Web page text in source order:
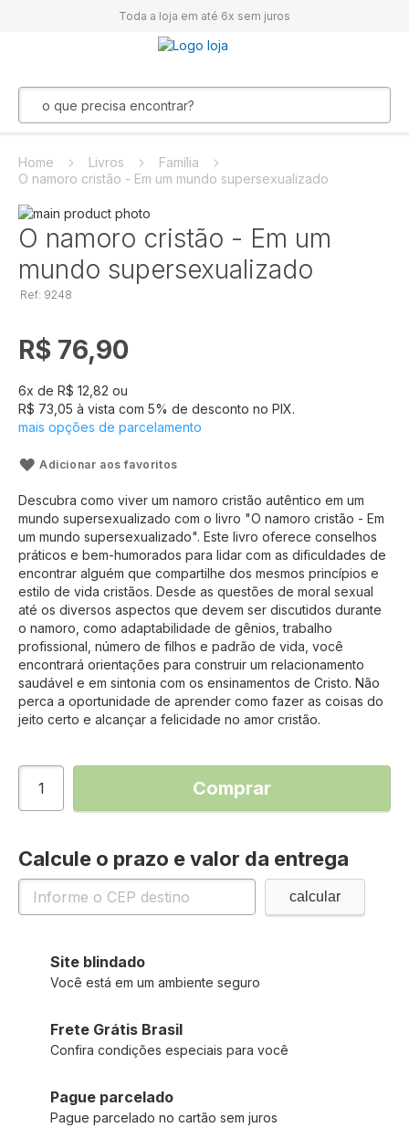
Toda a loja em até 6x sem juros
Home Livros
Família
O namoro cristão - Em um mundo supersexualizado
Pular
para
o
final
Galeria
imagens
Saltar
para
o
da
de
imagens
O namoro cristão - Em um
mundo supersexualizado
Ref: 9248
R$ 76,90
6x de R$ 12,82 ou
R$ 73,05 à vista com 5% de desconto no PIX.
mais opções de parcelamento
Adicionar aos favoritos
Descubra como viver um namoro cristão autêntico em um
mundo supersexualizado com o livro "O namoro cristão - Em
um mundo supersexualizado". Este livro oferece conselhos
práticos e bem-humorados para lidar com as dificuldades de
encontrar alguém que compartilhe dos mesmos princípios e
estilo de vida cristãos. Desde as questões de moral sexual
até os diversos aspectos que devem ser discutidos durante
o namoro, como adaptabilidade de gênios, trabalho
profissional, número de filhos e padrão de vida, você
encontrará orientações para construir um relacionamento
saudável e em sintonia com os ensinamentos de Cristo. Não
perca a oportunidade de aprender como fazer as coisas do
jeito certo e alcançar a felicidade no amor cristão.
Comprar
Calcule o prazo e valor da entrega
Site blindado
Você está em um ambiente seguro
Frete Grátis Brasil
Confira condições especiais para você
Pague parcelado
Pague parcelado no cartão sem juros